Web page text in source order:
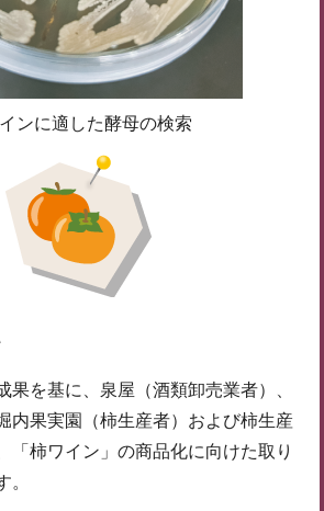
ンに適した酵母の検索
果を基に、泉屋（酒類卸売業者）、
内果実園（柿生産者）および柿生産
「柿ワイン」の商品化に向けた取り
。